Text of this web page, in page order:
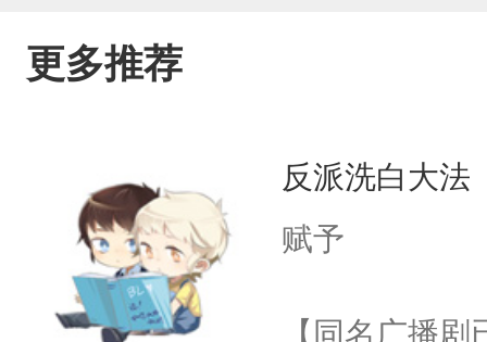
更多推荐
反派洗白大法
赋予
【同名广播